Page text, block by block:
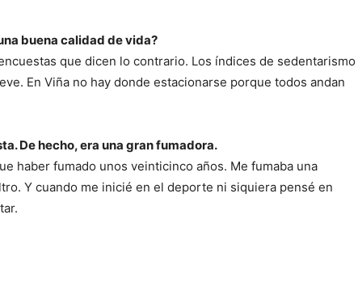
buena calidad de vida?
que dicen lo contrario. Los índices de sedentarismo
En Viña no hay donde estacionarse porque todos andan
De hecho, era una gran fumadora.
haber fumado unos veinticinco años. Me fumaba una
Y cuando me inicié en el deporte ni siquiera pensé en